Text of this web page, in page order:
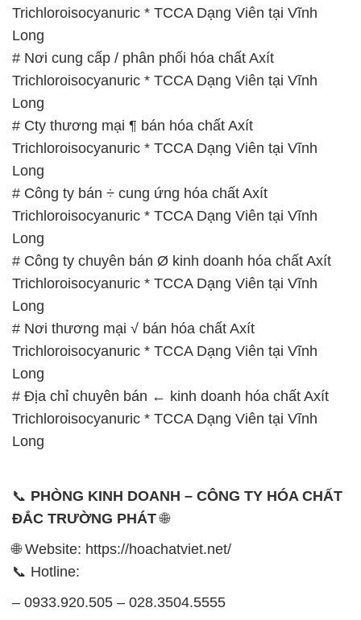
Trichloroisocyanuric * TCCA Dạng Viên tại Vĩnh
Long
# Nơi cung cấp / phân phối hóa chất Axít
Trichloroisocyanuric * TCCA Dạng Viên tại Vĩnh
Long
# Cty thương mại ¶ bán hóa chất Axít
Trichloroisocyanuric * TCCA Dạng Viên tại Vĩnh
Long
# Công ty bán ÷ cung ứng hóa chất Axít
Trichloroisocyanuric * TCCA Dạng Viên tại Vĩnh
Long
# Công ty chuyên bán Ø kinh doanh hóa chất Axít
Trichloroisocyanuric * TCCA Dạng Viên tại Vĩnh
Long
# Nơi thương mại √ bán hóa chất Axít
Trichloroisocyanuric * TCCA Dạng Viên tại Vĩnh
Long
# Địa chỉ chuyên bán ← kinh doanh hóa chất Axít
Trichloroisocyanuric * TCCA Dạng Viên tại Vĩnh
Long
📞 PHÒNG KINH DOANH – CÔNG TY HÓA CHẤT
ĐẮC TRƯỜNG PHÁT🌐
🌐 Website: https://hoachatviet.net/
📞 Hotline:
– 0933.920.505 – 028.3504.5555